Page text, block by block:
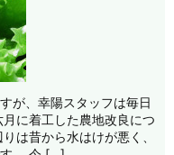
が、幸陽スタッフは毎日
に着工した農地改良につ
は昔から水はけが悪く、